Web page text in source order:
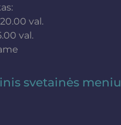
val.
val.
svetainės meniu